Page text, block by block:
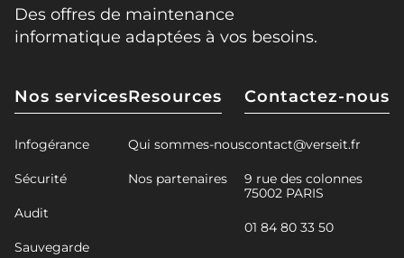
Des offres de maintenance
informatique adaptées à vos besoins.
Nos services
Infogérance
Sécurité
Audit
Sauvegarde
Resources
Qui sommes-nous
Nos partenaires
Contactez-nous
contact@verseit.fr
9 rue des colonnes
75002 PARIS
01 84 80 33 50